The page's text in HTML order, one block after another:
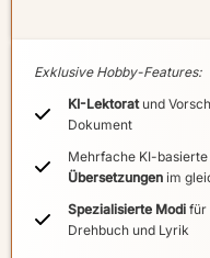
Exklusive Hobby-Features:
KI-Lektoratund
Dokument
Mehrfache KI-basierte
Übersetzungen im
Spezialisierte Modi für
Drehbuch und Lyrik